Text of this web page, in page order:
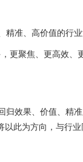
准、高价值的行业
更聚焦、更高效、
归效果、价值、精
此为方向，与行业